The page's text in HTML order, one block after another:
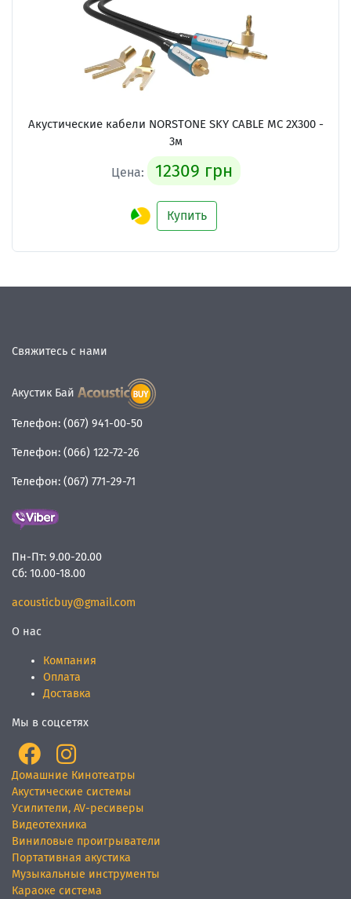
Акустические кабели NORSTONE SKY CABLE MC 2X300 -
3м
Цена: 12309 грн
Купить
Свяжитесь с нами
Акустик Бай
Телефон: (067) 941-00-50
Телефон: (066) 122-72-26
Телефон: (067) 771-29-71
Пн-Пт: 9.00-20.00
Сб: 10.00-18.00
acousticbuy@gmail.com
О нас
Компания
Оплата
Доставка
Мы в соцсетях
Домашние Кинотеатры
Акустические системы
Усилители, AV-ресиверы
Видеотехника
Виниловые проигрыватели
Портативная акустика
Музыкальные инструменты
Караоке система